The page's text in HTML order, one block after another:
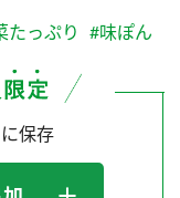
たっぷり #味ぽん
保存